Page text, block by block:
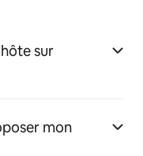
sur
mon